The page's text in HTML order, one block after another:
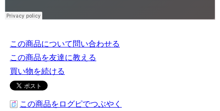
この商品について問い合わせる
この商品を友達に教える
買い物を続ける
この商品をログピでつぶやく